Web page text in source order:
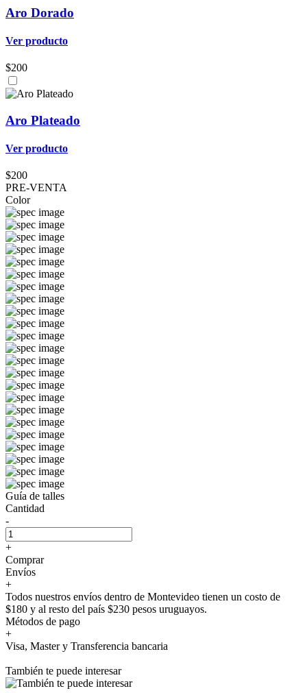
Aro Dorado
Ver producto
$200
Aro Plateado
Ver producto
$200
PRE-VENTA
Color
Guía de talles
Cantidad
-
+
Comprar
Envíos
+
Todos nuestros envíos dentro de Montevideo tienen un costo de
$180 y al resto del país $230 pesos uruguayos.
Métodos de pago
+
Visa, Master y Transferencia bancaria
También te puede interesar